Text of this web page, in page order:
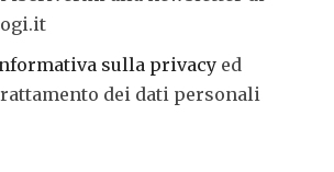
sulla privacy ed
dei dati personali